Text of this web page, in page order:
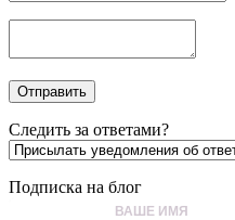
Следить за ответами?
Подписка на блог
ВАШЕ ИМЯ